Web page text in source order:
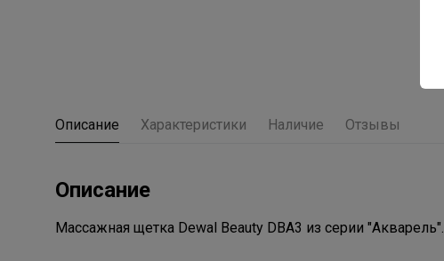
Описание Характеристики Наличие Отзывы
Описание
Массажная щетка Dewal Beauty DBA3 из серии "Акварель".